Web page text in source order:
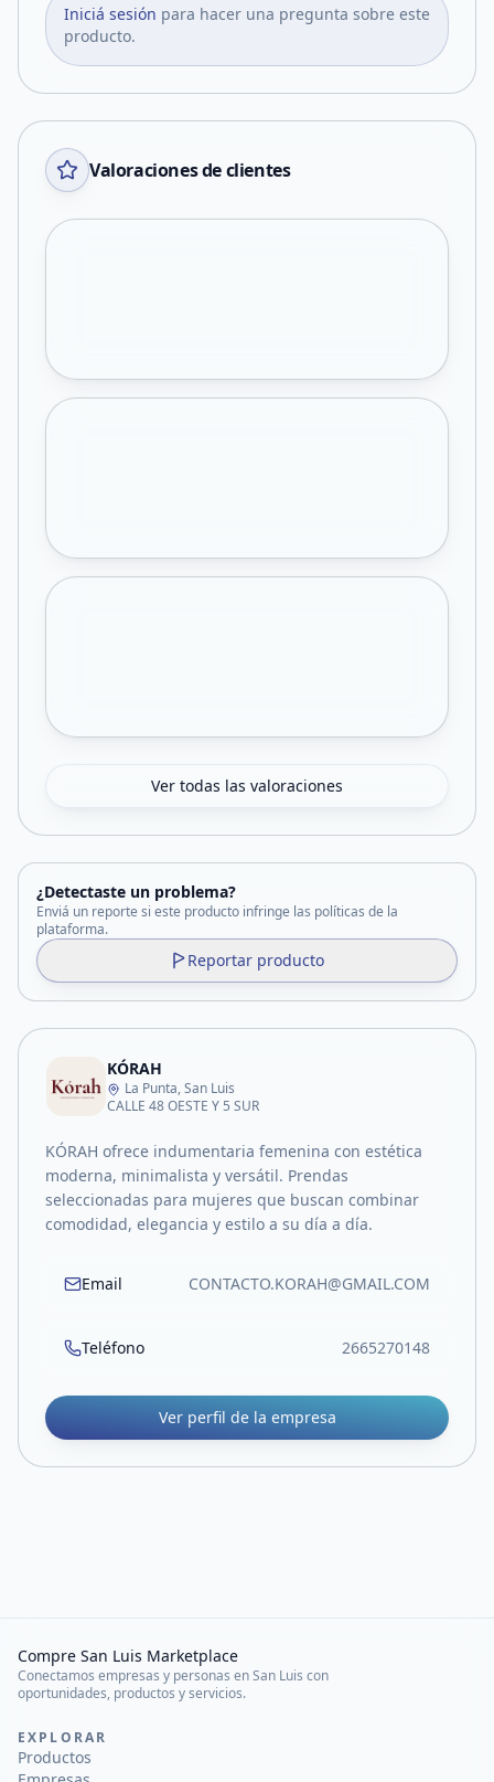
Iniciá sesión para hacer una pregunta sobre este
producto.
Valoraciones de clientes
Ver todas las valoraciones
¿Detectaste un problema?
Enviá un reporte si este producto infringe las políticas de la
plataforma.
Reportar producto
KÓRAH
La Punta, San Luis
CALLE 48 OESTE Y 5 SUR
KÓRAH ofrece indumentaria femenina con estética
moderna, minimalista y versátil. Prendas
seleccionadas para mujeres que buscan combinar
comodidad, elegancia y estilo a su día a día.
Email CONTACTO.KORAH@GMAIL.COM
Teléfono 2665270148
Ver perfil de la empresa
Compre San Luis Marketplace
Conectamos empresas y personas en San Luis con
oportunidades, productos y servicios.
EXPLORAR
Productos